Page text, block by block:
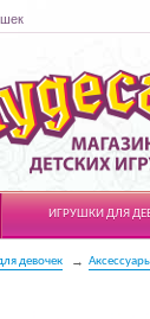
ИГРУШКИ ДЛЯ
девочек